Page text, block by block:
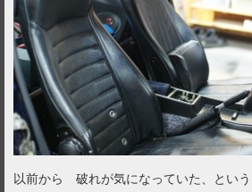
以前から 破れが気になっていた、という